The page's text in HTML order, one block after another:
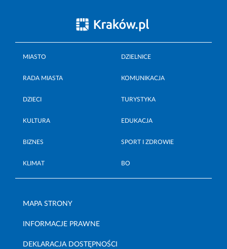
MIASTO DZIELNICE
RADA MIASTA KOMUNIKACJA
DZIECI TURYSTYKA
KULTURA EDUKACJA
BIZNES SPORT I ZDROWIE
KLIMAT BO
MAPA STRONY
INFORMACJE PRAWNE
DEKLARACJA DOSTĘPNOŚCI